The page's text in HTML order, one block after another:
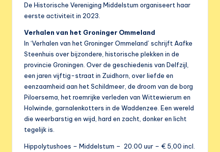
De Historische Vereniging Middelstum organiseert haar
eerste activiteit in 2023.
Verhalen van het Groninger Ommeland
In ‘Verhalen van het Groninger Ommeland’ schrijft Aafke
Steenhuis over bijzondere, historische plekken in de
provincie Groningen. Over de geschiedenis van Delfzijl,
een jaren vijftig-straat in Zuidhorn, over liefde en
eenzaamheid aan het Schildmeer, de droom van de borg
Piloersema, het roemrijke verleden van Wittewierum en
Holwinde, garnalenkotters in de Waddenzee. Een wereld
die weerbarstig en wijd, hard en zacht, donker en licht
tegelijk is.
Hippolytushoes – Middelstum – 20.00 uur – € 5,00 incl.